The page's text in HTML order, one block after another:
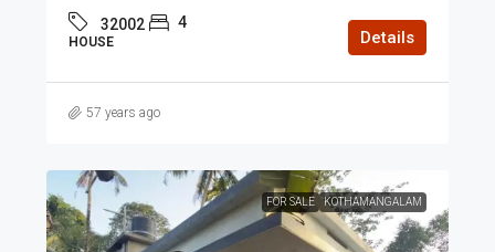
32002 4
HOUSE Details
57 years ago
FOR SALE KOTHAMANGALAM